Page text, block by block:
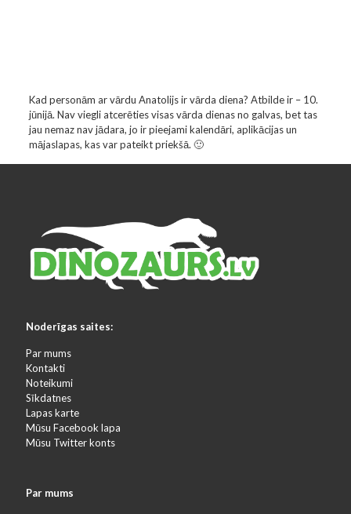
Kad personām ar vārdu Anatolijs ir vārda diena? Atbilde ir – 10.
jūnijā. Nav viegli atcerēties visas vārda dienas no galvas, bet tas
jau nemaz nav jādara, jo ir pieejami kalendāri, aplikācijas un
mājaslapas, kas var pateikt priekšā. 🙂
Noderīgas saites:
Par mums
Kontakti
Noteikumi
Sīkdatnes
Lapas karte
Mūsu Facebook lapa
Mūsu Twitter konts
Par mums